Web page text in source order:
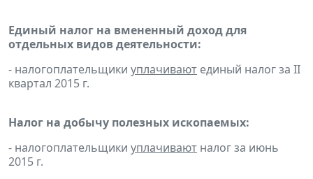
Единый налог на вмененный доход для
отдельных видов деятельности:
- налогоплательщики уплачивают единый налог за II
квартал 2015 г.
Налог на добычу полезных ископаемых:
- налогоплательщики уплачивают налог за июнь
2015 г.